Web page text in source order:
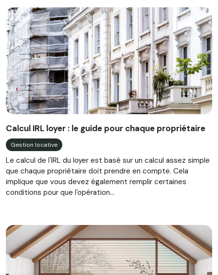
Calcul IRL loyer : le guide pour chaque propriétaire
Gestion locative
Le calcul de l'IRL du loyer est basé sur un calcul assez simple
que chaque propriétaire doit prendre en compte. Cela
implique que vous devez également remplir certaines
conditions pour que l'opération...